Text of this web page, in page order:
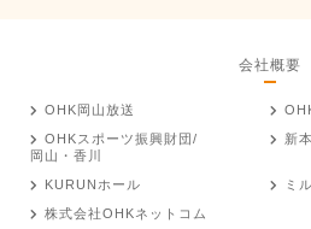
会社概要
OHK岡山放送
OHKスポーツ振興財団/
岡山・香川
新
KURUNホール
ミ
株式会社OHKネットコム